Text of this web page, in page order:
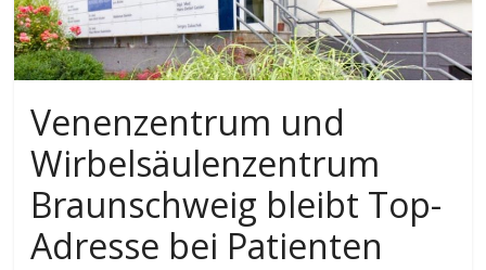
Venenzentrum und
Wirbelsäulenzentrum
Braunschweig bleibt Top-
Adresse bei Patienten